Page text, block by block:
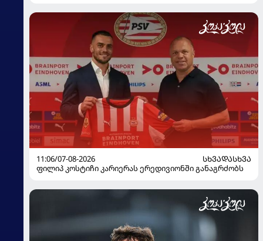
11:06/07-08-2026
ᲡᲮᲕᲐᲓᲐᲡᲮᲕᲐ
ფილიპ კოსტიჩი კარიერას ერედივიონში განაგრძობს